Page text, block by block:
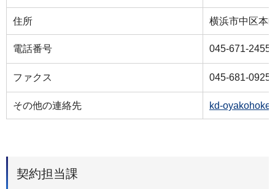
住所 横浜市中区本
電話番号 045-671-2455
ファクス 045-681-0925
その他の連絡先 kd-
契約担当課